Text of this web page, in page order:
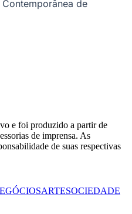
Contemporânea de
e foi produzido a partir de
de imprensa. As
de suas respectivas
ARTESOCIEDADE